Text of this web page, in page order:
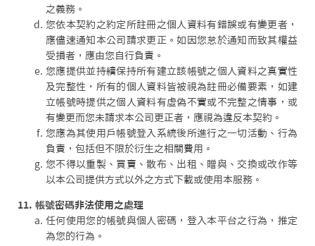
之義務。
您依本契約之約定所註冊之個人資料有錯誤或有變更者，
應儘速通知本公司請求更正。如因您怠於通知而致其權益
受損者，應由您自行負責。
您應提供並持續保持所有建立該帳號之個人資料之真實性
及完整性，所有的個人資料皆被視為註冊必備要素，如建
立帳號時提供之個人資料有虛偽不實或不完整之情事，或
有變更而您未請求本公司更正者，應視為違反本契約。
您應為其使用戶帳號登入系統後所進行之一切活動、行為
負責，包括但不限於衍生之相關費用。
您不得以重製、買賣、散布、出租、贈與、交換或改作等
以本公司提供方式以外之方式下載或使用本服務。
11. 帳號密碼非法使用之處理
任何使用您的帳號與個人密碼，登入本平台之行為，推定
為您的行為。